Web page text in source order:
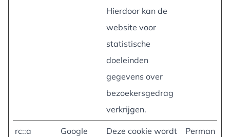
Hierdoor kan de
website voor
statistische
doeleinden
gegevens over
bezoekersgedrag
verkrijgen.
rc::a Google
Deze cookie wordt
Perman